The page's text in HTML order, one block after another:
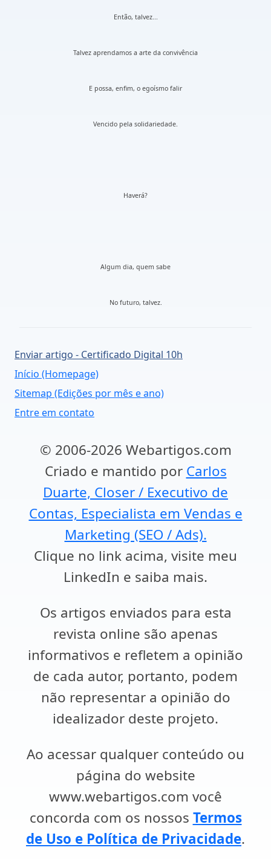
Então, talvez...
Talvez aprendamos a arte da convivência
E possa, enfim, o egoísmo falir
Vencido pela solidariedade.
Haverá?
Algum dia, quem sabe
No futuro, talvez.
Enviar artigo - Certificado Digital 10h
Início (Homepage)
Sitemap (Edições por mês e ano)
Entre em contato
© 2006-2026 Webartigos.com
Criado e mantido por Carlos
Duarte, Closer / Executivo de
Contas, Especialista em Vendas e
Marketing (SEO / Ads).
Clique no link acima, visite meu
LinkedIn e saiba mais.
Os artigos enviados para esta
revista online são apenas
informativos e refletem a opinião
de cada autor, portanto, podem
não representar a opinião do
idealizador deste projeto.
Ao acessar qualquer conteúdo ou
página do website
www.webartigos.com você
concorda com os nossos Termos
de Uso e Política de Privacidade.